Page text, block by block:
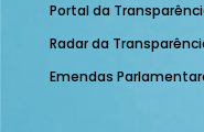
Portal da
Radar da
Emendas